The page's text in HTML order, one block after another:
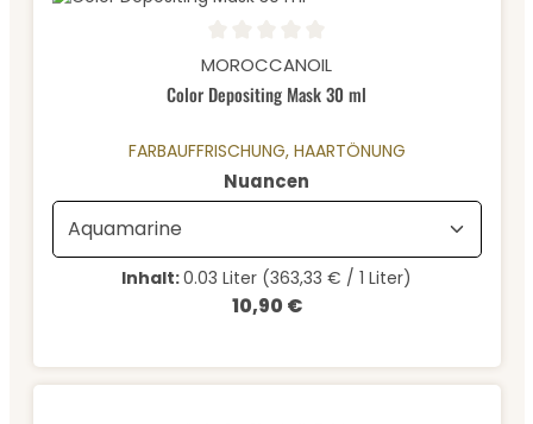
Durchschnittliche Bewertung von 0 von 5 Sternen
MOROCCANOIL
Color Depositing Mask 30 ml
FARBAUFFRISCHUNG, HAARTÖNUNG
Nuancen
Inhalt:0.03 Liter (363,33 € / 1 Liter)
Regulärer Preis:
10,90 €